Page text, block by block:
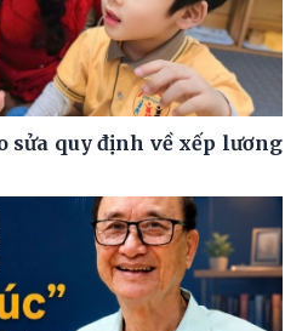
sửa quy định về xếp lương